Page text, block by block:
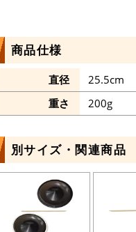
商品仕様
直径
25.5cm
重さ
200g
別サイズ・関連商品